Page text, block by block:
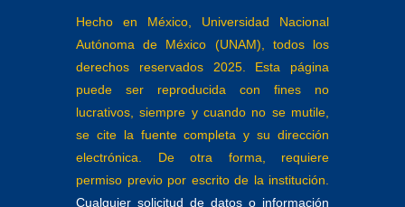
Hecho en México, Universidad Nacional
Autónoma de México (UNAM), todos los
derechos reservados 2025. Esta página
puede ser reproducida con fines no
lucrativos, siempre y cuando no se mutile,
se cite la fuente completa y su dirección
electrónica. De otra forma, requiere
permiso previo por escrito de la institución.
Cualquier solicitud de datos o información